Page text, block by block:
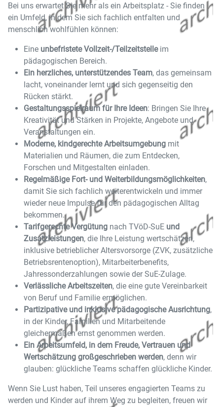
Bei uns erwartet Sie mehr als ein Arbeitsplatz - Sie finden
ein Umfeld, in dem Sie sich fachlich entfalten und
menschlich wohlfühlen können:
Eine unbefristete Vollzeit-/Teilzeitstelleim
pädagogischen Bereich.
Ein herzliches, unterstützendes Team, das gemeinsam
lacht, voneinander lernt und sich gegenseitig den
Rücken stärkt.
Gestaltungsspielraum für Ihre Ideen: Bringen Sie Ihre
Kreativität und Stärken in Projekte, Angebote und
Veranstaltungen ein.
Moderne, kindgerechte Arbeitsumgebung mit
Materialien und Räumen, die zum Entdecken,
Forschen und Mitgestalten einladen.
Regelmäßige Fort- und Weiterbildungsmöglichkeiten,
damit Sie sich fachlich weiterentwickeln und immer
wieder neue Impulse für den pädagogischen Alltag
bekommen.
Tarifgerechte Vergütung nach TVöD-SuE und
Zusatzleistungen, die Ihre Leistung wertschätzen,
inklusive betrieblicher Altersvorsorge (ZVK, zusätzliche
Betriebsrentenoption), Mitarbeiterbenefits,
Jahressonderzahlungen sowie der SuE-Zulage.
Verlässliche Arbeitszeiten, die eine gute Vereinbarkeit
von Beruf und Familie ermöglichen.
Partizipative und inklusive pädagogische Ausrichtung,
in der Kinder, Familien und Mitarbeitende
gleichermaßen ernst genommen werden.
Ein Arbeitsumfeld, in dem Freude, Vertrauen und
Wertschätzung großgeschrieben werden, denn wir
glauben: glückliche Teams schaffen glückliche Kinder.
Wenn Sie Lust haben, Teil unseres engagierten Teams zu
werden und Kinder auf ihrem Weg zu begleiten, freuen wir